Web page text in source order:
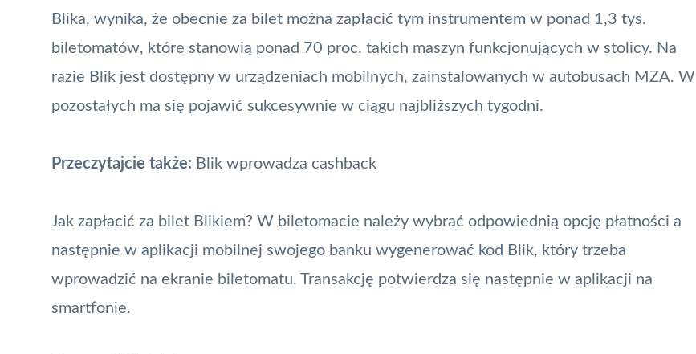
Blika, wynika, że obecnie za bilet można zapłacić tym instrumentem w ponad 1,3 tys.
biletomatów, które stanowią ponad 70 proc. takich maszyn funkcjonujących w stolicy. Na
razie Blik jest dostępny w urządzeniach mobilnych, zainstalowanych w autobusach MZA. W
pozostałych ma się pojawić sukcesywnie w ciągu najbliższych tygodni.
Przeczytajcie także: Blik wprowadza cashback
Jak zapłacić za bilet Blikiem? W biletomacie należy wybrać odpowiednią opcję płatności a
następnie w aplikacji mobilnej swojego banku wygenerować kod Blik, który trzeba
wprowadzić na ekranie biletomatu. Transakcję potwierdza się następnie w aplikacji na
smartfonie.